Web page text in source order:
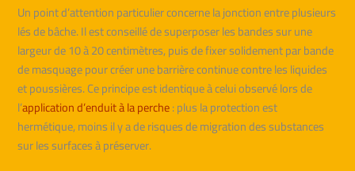
Un point d’attention particulier concerne la jonction entre plusieurs
lés de bâche. Il est conseillé de superposer les bandes sur une
largeur de 10 à 20 centimètres, puis de fixer solidement par bande
de masquage pour créer une barrière continue contre les liquides
et poussières. Ce principe est identique à celui observé lors de
l’application d’enduit à la perche: plus la protection est
hermétique, moins il y a de risques de migration des substances
sur les surfaces à préserver.